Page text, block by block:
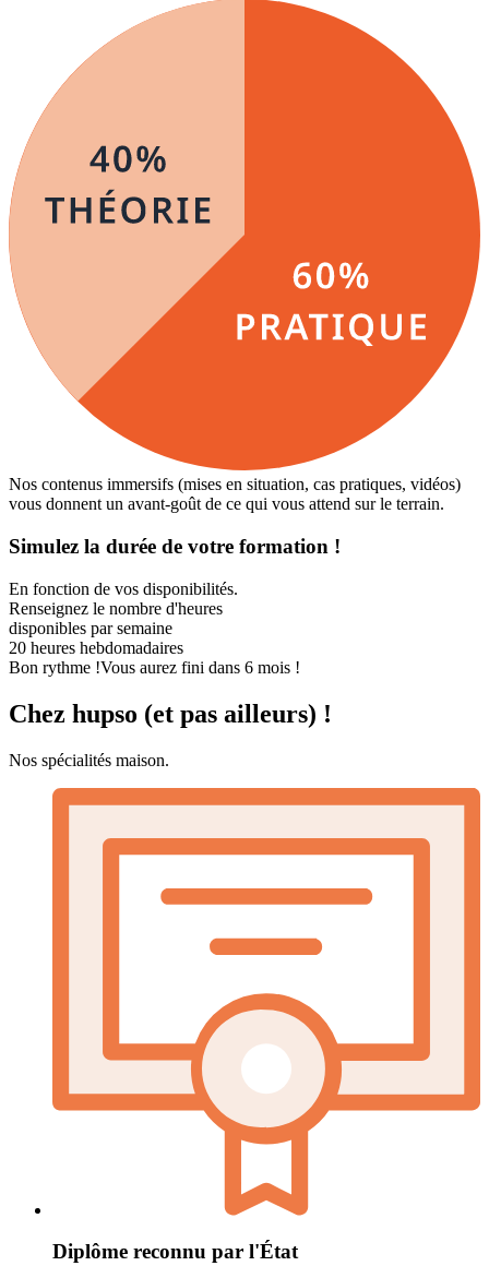
Nos contenus immersifs (mises en situation, cas pratiques, vidéos)
vous donnent un avant-goût de ce qui vous attend sur le terrain.
Simulez la durée de votre formation !
En fonction de vos disponibilités.
Renseignez le nombre d'heures
disponibles par semaine
20 heures hebdomadaires
Bon rythme !Vous aurez fini dans 6 mois !
Chez hupso (et pas ailleurs) !
Nos spécialités maison.
Diplôme reconnu par l'État